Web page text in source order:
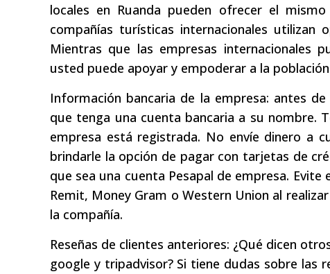
locales en Ruanda pueden ofrecer el
compañías turísticas internacionales utilizan
Mientras que las empresas internacionales
usted puede apoyar y empoderar a la
Información bancaria de la empresa: antes
que tenga una cuenta bancaria a su nombre.
empresa está registrada. No envíe dinero a
brindarle la opción de pagar con tarjetas de
que sea una cuenta Pesapal de empresa.
Remit, Money Gram o Western Union al
la compañía.
Reseñas de clientes anteriores: ¿Qué dicen
google y tripadvisor? Si tiene dudas sobre las